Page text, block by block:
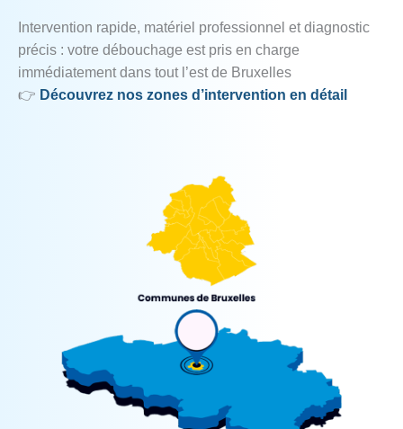
Intervention rapide, matériel professionnel et diagnostic
précis : votre débouchage est pris en charge
immédiatement dans tout l’est de Bruxelles
👉 Découvrez nos zones d’intervention en détail